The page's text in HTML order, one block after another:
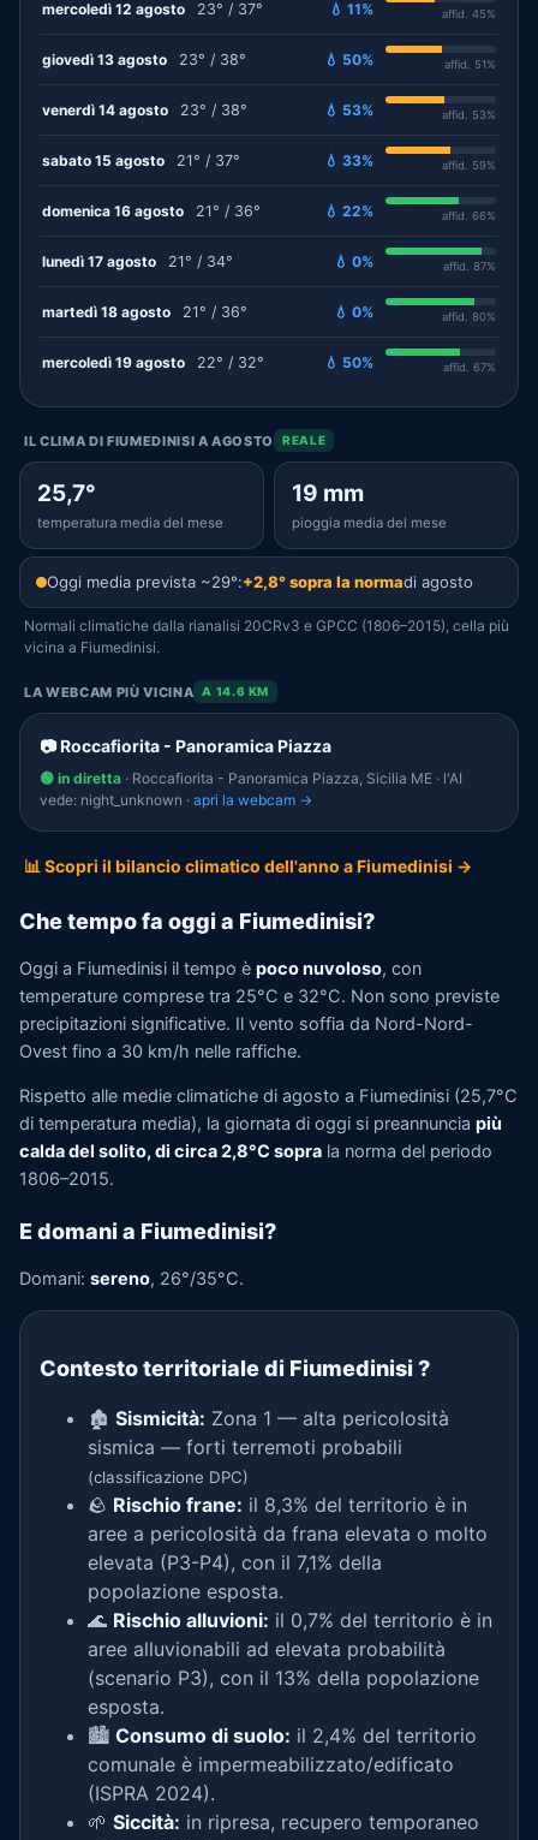
mercoledì 12 agosto 23° / 37° 💧 11% affid. 45%
giovedì 13 agosto 23° / 38° 💧 50% affid. 51%
venerdì 14 agosto 23° / 38° 💧 53% affid. 53%
sabato 15 agosto 21° / 37° 💧 33% affid. 59%
domenica 16 agosto 21° / 36° 💧 22% affid. 66%
lunedì 17 agosto 21° / 34° 💧 0% affid. 87%
martedì 18 agosto 21° / 36° 💧 0% affid. 80%
mercoledì 19 agosto 22° / 32° 💧 50% affid. 67%
IL CLIMA DI FIUMEDINISI A AGOSTO REALE
25,7°
temperatura media del mese
19 mm
pioggia media del mese
Oggi media prevista ~29°:+2,8° sopra la normadi agosto
Normali climatiche dalla rianalisi 20CRv3 e GPCC (1806–2015), cella più
vicina a Fiumedinisi.
LA WEBCAM PIÙ VICINA A 14.6 KM
📷 Roccafiorita - Panoramica Piazza
🟢 in diretta · Roccafiorita - Panoramica Piazza, Sicilia ME · l'AI
vede: night_unknown · apri la webcam →
📊 Scopri il bilancio climatico dell'anno a Fiumedinisi →
Che tempo fa oggi a Fiumedinisi?
Oggi a Fiumedinisi il tempo è poco nuvoloso, con
temperature comprese tra 25°C e 32°C. Non sono previste
precipitazioni significative. Il vento soffia da Nord-Nord-
Ovest fino a 30 km/h nelle raffiche.
Rispetto alle medie climatiche di agosto a Fiumedinisi (25,7°C
di temperatura media), la giornata di oggi si preannuncia più
calda del solito, di circa 2,8°C sopra la norma del periodo
1806–2015.
E domani a Fiumedinisi?
Domani: sereno, 26°/35°C.
Contesto territoriale di Fiumedinisi ?
🏚️ Sismicità: Zona 1 — alta pericolosità
sismica — forti terremoti probabili
(classificazione DPC)
🪨 Rischio frane: il 8,3% del territorio è in
aree a pericolosità da frana elevata o molto
elevata (P3-P4), con il 7,1% della
popolazione esposta.
🌊 Rischio alluvioni: il 0,7% del territorio è in
aree alluvionabili ad elevata probabilità
(scenario P3), con il 13% della popolazione
esposta.
🏙️ Consumo di suolo: il 2,4% del territorio
comunale è impermeabilizzato/edificato
(ISPRA 2024).
🌱 Siccità: in ripresa, recupero temporaneo